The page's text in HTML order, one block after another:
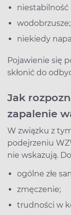
wodobrzusze;
niekiedy
Pojawienie się
skłonić do
Jak
zapalenie
W związku z
podejrzeniu
nie wskazują.
ogólne złe
zmęczenie;
trudności w